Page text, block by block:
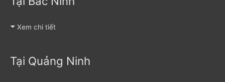
Xem chi tiết
Tại Quảng Ninh